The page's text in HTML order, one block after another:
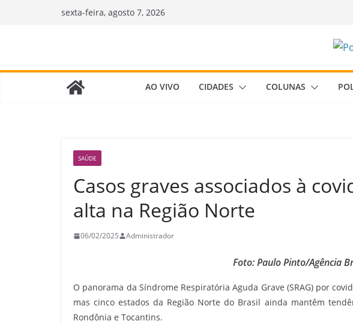
sexta-feira, agosto 7, 2026
AO VIVO CIDADES COLUNAS
SAÚDE
Casos graves associados à
alta na Região Norte
06/02/2025 Administrador
Foto: Paulo Pinto/Agência
O panorama da Síndrome Respiratória Aguda Grave (SRAG) por
mas cinco estados da Região Norte do Brasil ainda mantêm
Rondônia e Tocantins.